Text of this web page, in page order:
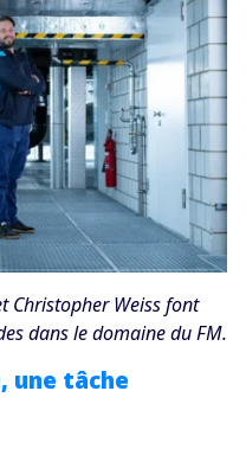
Christopher Weiss font
dans le domaine du FM.
une tâche